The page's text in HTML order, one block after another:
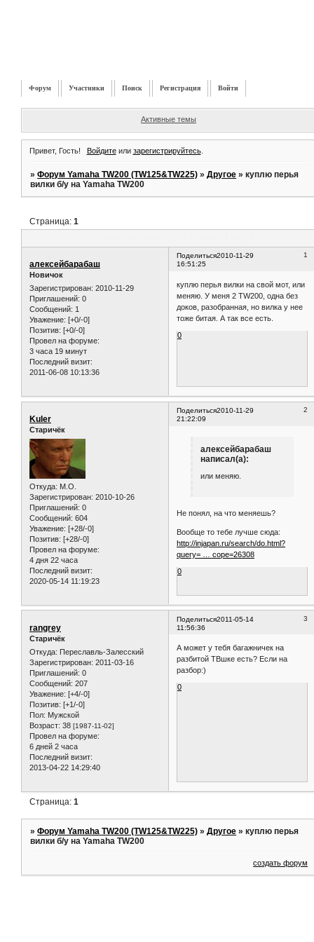
Форум Участники Поиск Регистрация Войти
Активные темы
Привет, Гость! Войдитеили зарегистрируйтесь.
»Форум Yamaha TW200 (TW125&TW225) »Другое »куплю перья
вилки б/у на Yamaha TW200
Страница:1
Поделиться 1
2010-11-29
16:51:25
алексейбарабаш
Новичок
Зарегистрирован: 2010-11-29
Приглашений: 0
Сообщений: 1
Уважение: [+0/-0]
Позитив: [+0/-0]
Провел на форуме:
3 часа 19 минут
Последний визит:
2011-06-08 10:13:36
куплю перья вилки на свой мот, или
меняю. У меня 2 TW200, одна без
доков, разобранная, но вилка у нее
тоже битая. А так все есть.
0
Поделиться 2
2010-11-29
21:22:09
Kuler
Старичёк
Откуда: M.O.
Зарегистрирован: 2010-10-26
Приглашений: 0
Сообщений: 604
Уважение: [+28/-0]
Позитив: [+28/-0]
Провел на форуме:
4 дня 22 часа
Последний визит:
2020-05-14 11:19:23
алексейбарабаш
написал(а):
или меняю.
Не понял, на что меняешь?
Вообще то тебе лучше сюда:
http://injapan.ru/search/do.html?
query= … cope=26308
0
Поделиться 3
2011-05-14
11:56:36
rangrey
Старичёк
Откуда: Переславль-Залесский
Зарегистрирован: 2011-03-16
Приглашений: 0
Сообщений: 207
Уважение: [+4/-0]
Позитив: [+1/-0]
Пол: Мужской
Возраст: 38 [1987-11-02]
Провел на форуме:
6 дней 2 часа
Последний визит:
2013-04-22 14:29:40
А может у тебя багажничек на
разбитой ТВшке есть? Если на
разбор:)
0
Страница:1
»Форум Yamaha TW200 (TW125&TW225) »Другое »куплю перья
вилки б/у на Yamaha TW200
создать форум